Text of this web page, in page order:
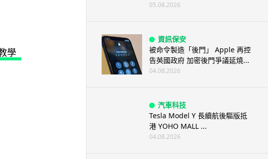
05.08.2026
資訊保安
被命令製造「後門」 Apple 再控
告英國政府 加密後門爭議延燒...
04.08.2026
汽車科技
Tesla Model Y 長續航後驅版抵
港 YOHO MALL ...
04.08.2026